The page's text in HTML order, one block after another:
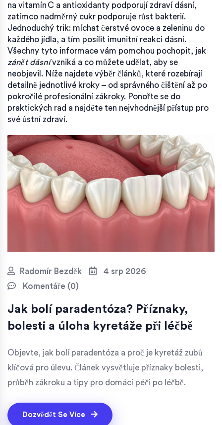
na vitamín C a antioxidanty podporují zdraví dásní,
zatímco nadměrný cukr podporuje růst bakterií.
Jednoduchý trik: míchat čerstvé ovoce a zeleninu do
každého jídla, a tím posílit imunitní reakci dásní.
Všechny tyto informace vám pomohou pochopit, jak
zánět dásnívzniká a co můžete udělat, aby se
neobjevil. Níže najdete výběr článků, které rozebírají
detailně jednotlivé kroky – od správného čištění až po
pokročilé profesionální zákroky. Ponořte se do
praktických rad a najděte ten nejvhodnější přístup pro
své ústní zdraví.
Radomír Bezděk
4 srp 2026
Komentáře (0)
Jak bolí paradentóza? Příznaky,
bolesti a úloha kyretáže při léčbě
Objevte, jak bolí paradentóza a proč je kyretáž zubů
klíčová pro úlevu. Článek vysvětluje příznaky bolesti,
průběh zákroku a tipy pro domácí péči po léčbě.
Dozvědět Se Více